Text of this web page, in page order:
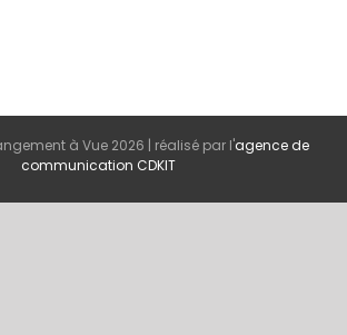
à Vue 2026 | réalisé par l'agence de
communication CDKIT